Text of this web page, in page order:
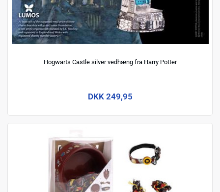
Hogwarts Castle silver vedhæng fra Harry Potter
DKK 249,95